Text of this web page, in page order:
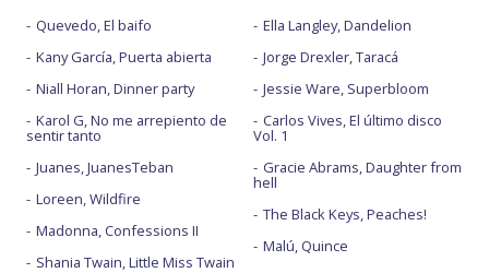
Quevedo, El baifo
Kany García, Puerta abierta
Niall Horan, Dinner party
Karol G, No me arrepiento de
sentir tanto
Juanes, JuanesTeban
Loreen, Wildfire
Madonna, Confessions II
Shania Twain, Little Miss Twain
Ella Langley, Dandelion
Jorge Drexler, Taracá
Jessie Ware, Superbloom
Carlos Vives, El último disco
Vol. 1
Gracie Abrams, Daughter from
hell
The Black Keys, Peaches!
Malú, Quince